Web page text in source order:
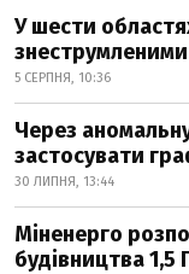
У шести
5 СЕРПНЯ, 10:36
Через
застосувати
30 ЛИПНЯ, 13:44
Міненерго
будівництва 1,5